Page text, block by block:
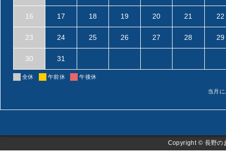
16 17 18 19 20 21 22
23 24 25 26 27 28 29
30 31
全休 午前休 午後休
当月
Copyright © 長野の